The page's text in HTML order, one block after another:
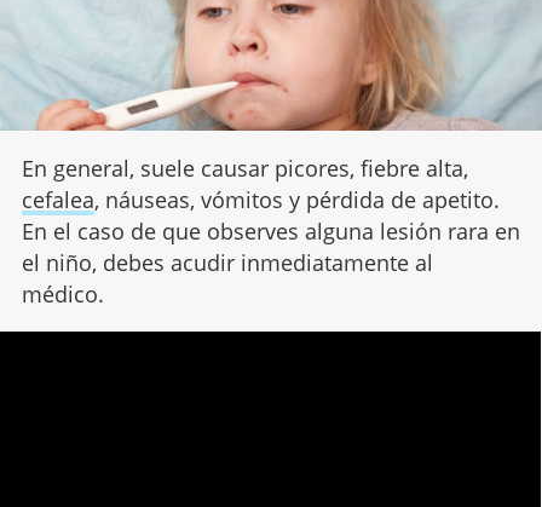
En general, suele causar picores, fiebre alta,
cefalea, náuseas, vómitos y pérdida de apetito.
En el caso de que observes alguna lesión rara en
el niño, debes acudir inmediatamente al
médico.